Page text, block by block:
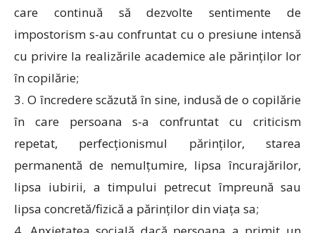
care continuă să dezvolte sentimente de
impostorism s-au confruntat cu o presiune intensă
cu privire la realizările academice ale părinților lor
în copilărie;
3. O încredere scăzută în sine, indusă de o copilărie
în care persoana s-a confruntat cu criticism
repetat, perfecționismul părinților, starea
permanentă de nemulțumire, lipsa încurajărilor,
lipsa iubirii, a timpului petrecut împreună sau
lipsa concretă/fizică a părinților din viața sa;